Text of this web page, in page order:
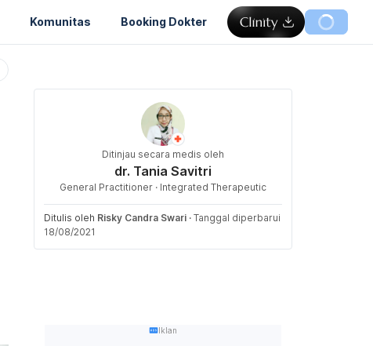
Komunitas Booking Dokter
Ditinjau secara medis oleh
dr. Tania Savitri
General Practitioner · Integrated Therapeutic
Ditulis oleh Risky Candra Swari · Tanggal diperbarui
18/08/2021
Iklan